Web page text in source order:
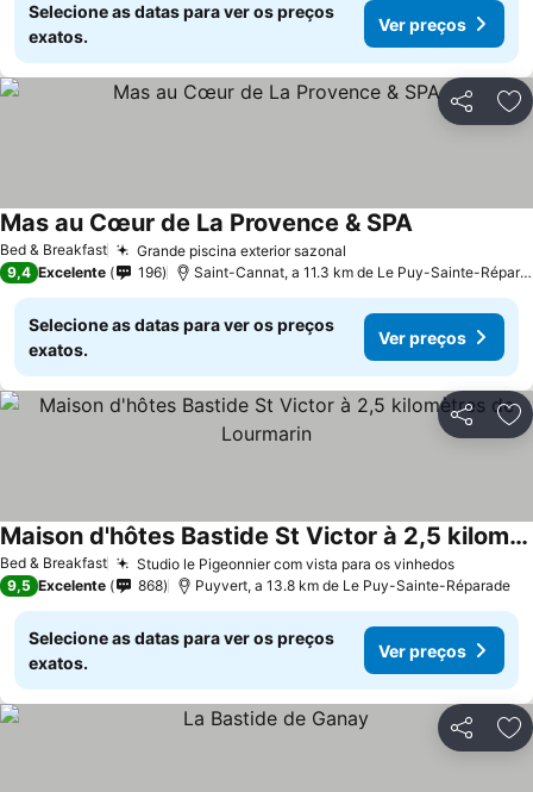
Selecione as datas para ver os preços
exatos.
Ver preços
Partilhar
Bed & Breakfast Grande piscina exterior sazonal
Mas au Cœur de La Provence & SPA
9,4 Excelente 196 Saint-Cannat, a 11.3 km de Le Puy-Sainte-Réparade
Selecione as datas para ver os preços
exatos.
Ver preços
Partilhar
Bed & Breakfast Studio le Pigeonnier com vista para os vinhedos
Maison d'hôtes Bastide St Victor à 2,5 kilomètres de Lourmarin
9,5 Excelente 868 Puyvert, a 13.8 km de Le Puy-Sainte-Réparade
Selecione as datas para ver os preços
exatos.
Ver preços
Partilhar